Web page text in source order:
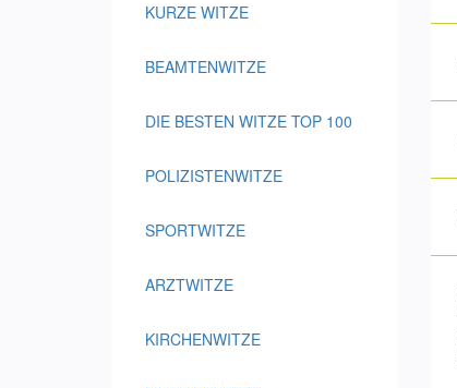
KURZE WITZE
BEAMTENWITZE
DIE BESTEN WITZE TOP 100
POLIZISTENWITZE
SPORTWITZE
ARZTWITZE
KIRCHENWITZE